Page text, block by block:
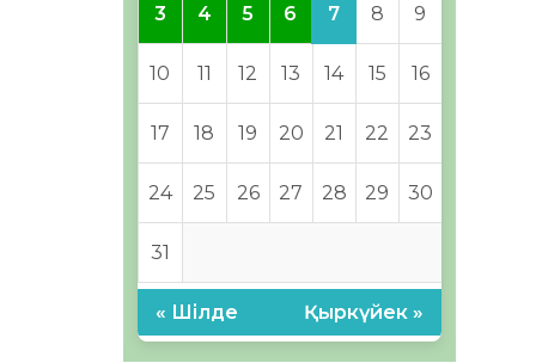
3 4 5 6 7 8 9
10 11 12 13 14 15 16
17 18 19 20 21 22 23
24 25 26 27 28 29 30
31
« Шілде Қыркүйек »